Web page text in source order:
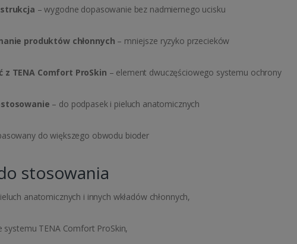
– wygodne dopasowanie bez nadmiernego ucisku
produktów chłonnych – mniejsze ryzyko przecieków
z TENA Comfort ProSkin – element dwuczęściowego systemu ochrony
– do podpasek i pieluch anatomicznych
do większego obwodu bioder
stosowania
anatomicznych i innych wkładów chłonnych,
systemu TENA Comfort ProSkin,